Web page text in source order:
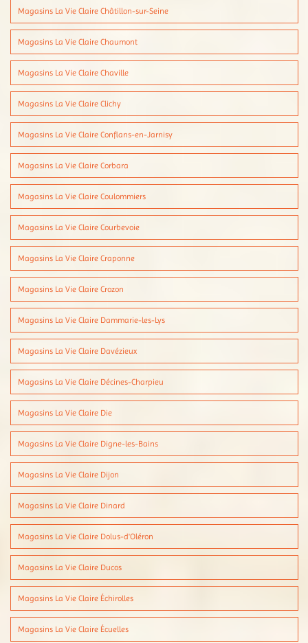
Magasins La Vie Claire Châtillon-sur-Seine
Magasins La Vie Claire Chaumont
Magasins La Vie Claire Chaville
Magasins La Vie Claire Clichy
Magasins La Vie Claire Conflans-en-Jarnisy
Magasins La Vie Claire Corbara
Magasins La Vie Claire Coulommiers
Magasins La Vie Claire Courbevoie
Magasins La Vie Claire Craponne
Magasins La Vie Claire Crozon
Magasins La Vie Claire Dammarie-les-Lys
Magasins La Vie Claire Davézieux
Magasins La Vie Claire Décines-Charpieu
Magasins La Vie Claire Die
Magasins La Vie Claire Digne-les-Bains
Magasins La Vie Claire Dijon
Magasins La Vie Claire Dinard
Magasins La Vie Claire Dolus-d'Oléron
Magasins La Vie Claire Ducos
Magasins La Vie Claire Échirolles
Magasins La Vie Claire Écuelles